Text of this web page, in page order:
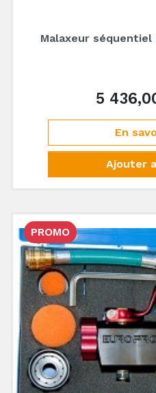
Malaxeur séquentiel
5
En
Ajouter
PROMO